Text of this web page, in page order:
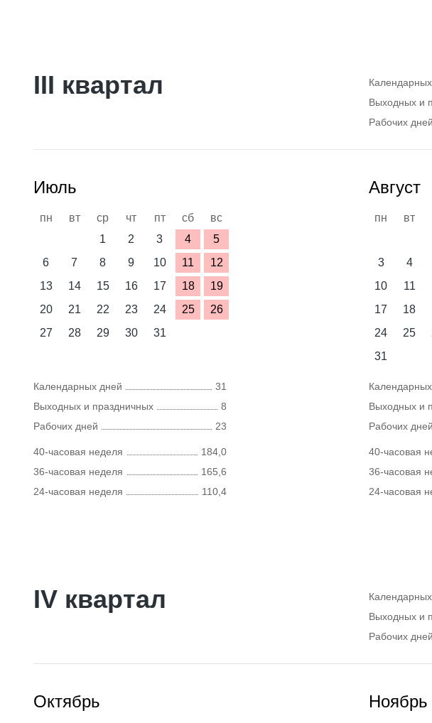
III квартал
Выходных и
Рабочих дней
Июль
пн вт ср чт пт сб
вс
1
2 3 4
5
6
7 8 9 10 11
12
13
14 15 16 17 18
19
20
21 22 23 24 25
26
27
28 29 30 31
Календарных дней
31
Выходных и праздничных
8
Рабочих дней
23
40-часовая неделя
184,0
36-часовая неделя
165,6
24-часовая неделя
110,4
Август
пн вт
3
4
10
11
17
18
24
25
31
Выходных и
Рабочих дней
40-часовая
36-часовая
24-часовая
IV квартал
Выходных и
Рабочих дней
Октябрь Ноябрь